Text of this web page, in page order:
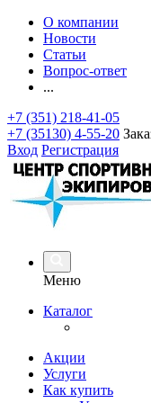
О компании
Новости
Статьи
Вопрос-ответ
...
+7 (351) 218-41-05
+7 (35130) 4-55-20
Вход Регистрация
Меню
Каталог
Акции
Услуги
Как купить